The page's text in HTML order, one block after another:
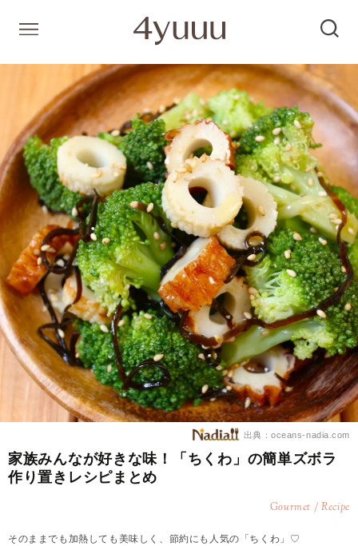
出典：oceans-nadia.com
家族みんなが好きな味！「ちくわ」の簡単ズボラ
作り置きレシピまとめ
Gourmet / Recipe
そのままでも加熱しても美味しく、節約にも人気の「ちくわ」♡